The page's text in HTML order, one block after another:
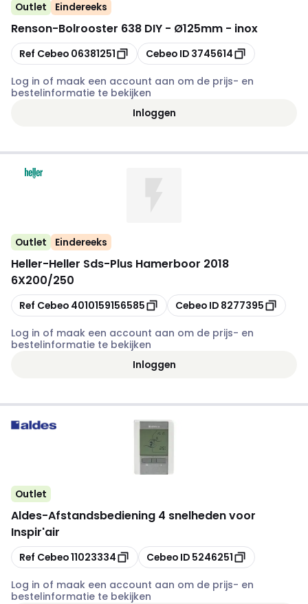
Outlet Eindereeks
Renson-Bolrooster 638 DIY - Ø125mm - inox
Kopiëren
Ref Cebeo 06381251 Kopiëren
Cebeo ID 3745614
Log in of maak een account aan om de prijs- en
bestelinformatie te bekijken
Inloggen
Outlet Eindereeks
Heller-Heller Sds-Plus Hamerboor 2018
6X200/250
Kopiëren
Ref Cebeo 4010159156585 Kopiëren
Cebeo ID 8277395
Log in of maak een account aan om de prijs- en
bestelinformatie te bekijken
Inloggen
Outlet
Aldes-Afstandsbediening 4 snelheden voor
Inspir'air
Kopiëren
Ref Cebeo11023334 Kopiëren
Cebeo ID 5246251
Log in of maak een account aan om de prijs- en
bestelinformatie te bekijken